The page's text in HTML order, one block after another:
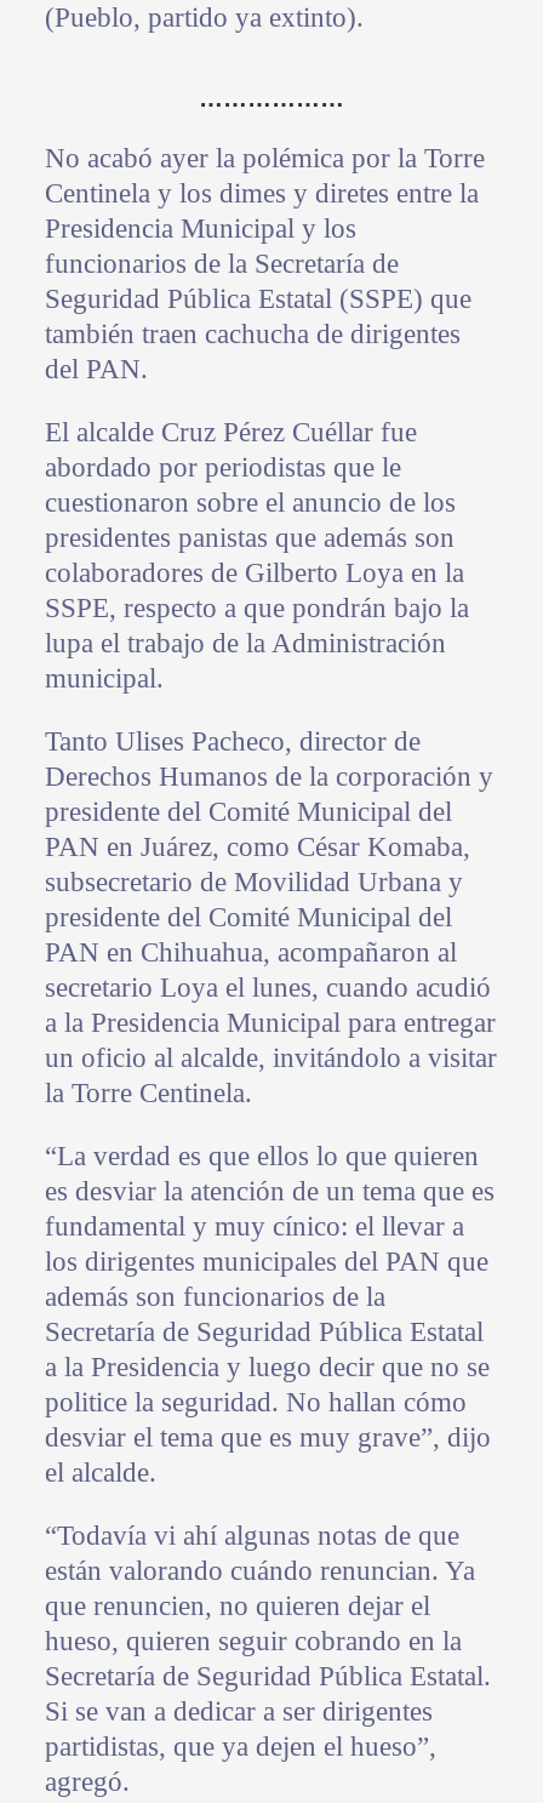
(Pueblo, partido ya extinto).
………………
No acabó ayer la polémica por la Torre
Centinela y los dimes y diretes entre la
Presidencia Municipal y los
funcionarios de la Secretaría de
Seguridad Pública Estatal (SSPE) que
también traen cachucha de dirigentes
del PAN.
El alcalde Cruz Pérez Cuéllar fue
abordado por periodistas que le
cuestionaron sobre el anuncio de los
presidentes panistas que además son
colaboradores de Gilberto Loya en la
SSPE, respecto a que pondrán bajo la
lupa el trabajo de la Administración
municipal.
Tanto Ulises Pacheco, director de
Derechos Humanos de la corporación y
presidente del Comité Municipal del
PAN en Juárez, como César Komaba,
subsecretario de Movilidad Urbana y
presidente del Comité Municipal del
PAN en Chihuahua, acompañaron al
secretario Loya el lunes, cuando acudió
a la Presidencia Municipal para entregar
un oficio al alcalde, invitándolo a visitar
la Torre Centinela.
“La verdad es que ellos lo que quieren
es desviar la atención de un tema que es
fundamental y muy cínico: el llevar a
los dirigentes municipales del PAN que
además son funcionarios de la
Secretaría de Seguridad Pública Estatal
a la Presidencia y luego decir que no se
politice la seguridad. No hallan cómo
desviar el tema que es muy grave”, dijo
el alcalde.
“Todavía vi ahí algunas notas de que
están valorando cuándo renuncian. Ya
que renuncien, no quieren dejar el
hueso, quieren seguir cobrando en la
Secretaría de Seguridad Pública Estatal.
Si se van a dedicar a ser dirigentes
partidistas, que ya dejen el hueso”,
agregó.